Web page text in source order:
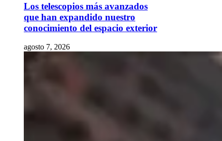
Los telescopios más avanzados
que han expandido nuestro
conocimiento del espacio exterior
agosto 7, 2026